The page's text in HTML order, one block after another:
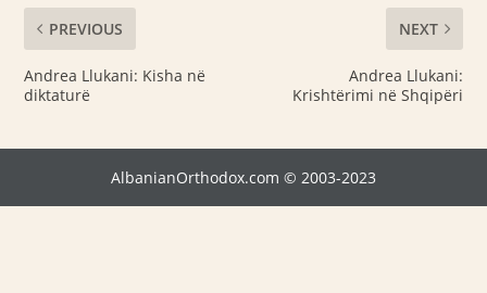
PREVIOUS
Andrea Llukani: Kisha në
diktaturë
NEXT
Andrea Llukani:
Krishtërimi në Shqipëri
AlbanianOrthodox.com © 2003-2023